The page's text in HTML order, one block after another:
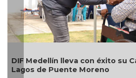
a
nuevos módulos
imagen de las playas e